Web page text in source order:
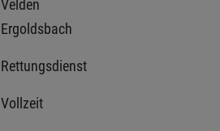
Velden
Ergoldsbach
Rettungsdienst
Vollzeit